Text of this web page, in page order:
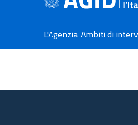
L'Agenzia Ambiti di